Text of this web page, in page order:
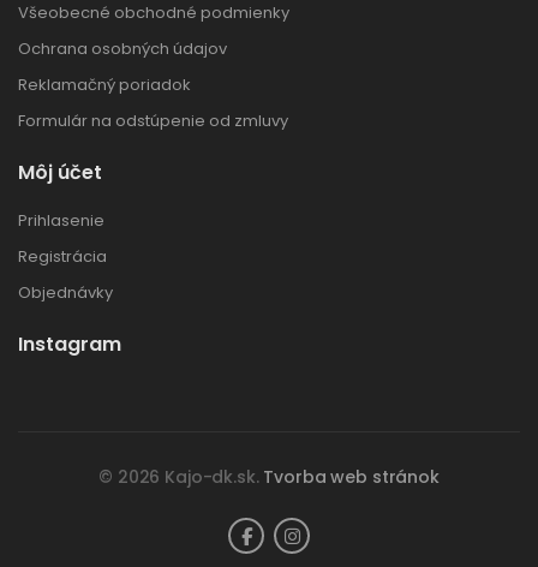
Všeobecné obchodné podmienky
Ochrana osobných údajov
Reklamačný poriadok
Formulár na odstúpenie od zmluvy
Môj účet
Prihlasenie
Registrácia
Objednávky
Instagram
© 2026 Kajo-dk.sk. Tvorba web stránok